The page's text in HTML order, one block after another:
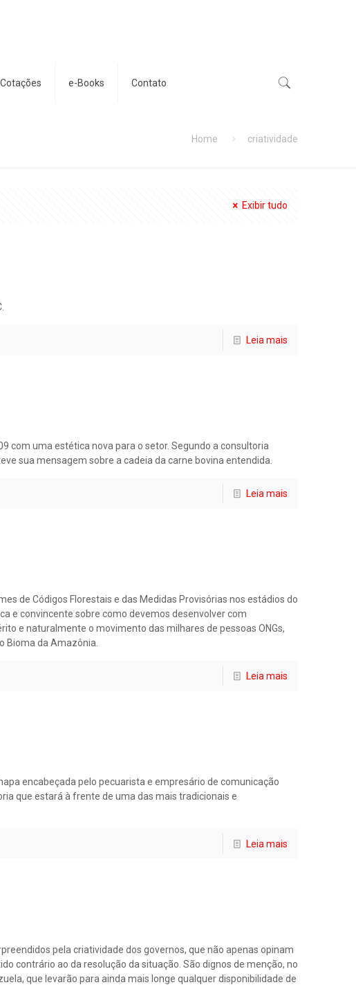
Cotações e-Books Contato
Home criatividade
Exibir tudo
Leia mais
com uma estética nova para o setor. Segundo a consultoria
sua mensagem sobre a cadeia da carne bovina entendida.
Leia mais
de Códigos Florestais e das Medidas Provisórias nos estádios do
e convincente sobre como devemos desenvolver com
e naturalmente o movimento das milhares de pessoas ONGs,
Bioma da Amazônia.
Leia mais
encabeçada pelo pecuarista e empresário de comunicação
que estará à frente de uma das mais tradicionais e
Leia mais
pela criatividade dos governos, que não apenas opinam
contrário ao da resolução da situação. São dignos de menção, no
que levarão para ainda mais longe qualquer disponibilidade de